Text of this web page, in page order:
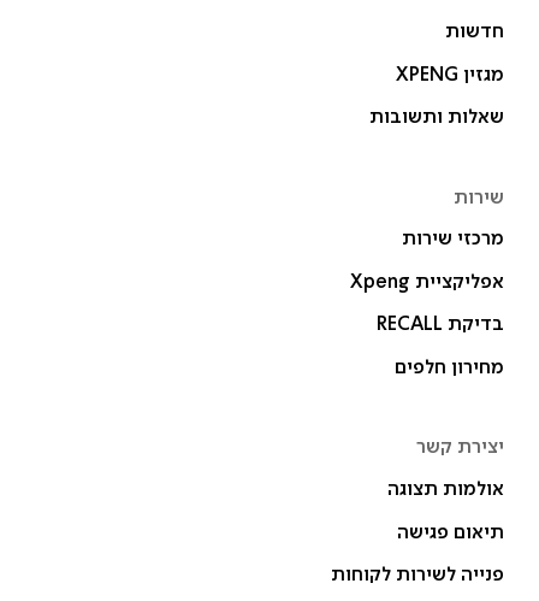
חדשות
מגזין XPENG
שאלות ותשובות
שירות
מרכזי שירות
אפליקציית Xpeng
בדיקת RECALL
מחירון חלפים
יצירת קשר
אולמות תצוגה
תיאום פגישה
פנייה לשירות לקוחות